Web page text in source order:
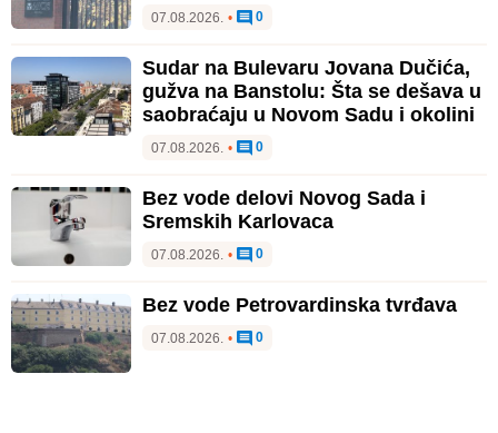
07.08.2026. • 0
Sudar na Bulevaru Jovana Dučića,
gužva na Banstolu: Šta se dešava u
saobraćaju u Novom Sadu i okolini
07.08.2026. • 0
Bez vode delovi Novog Sada i
Sremskih Karlovaca
07.08.2026. • 0
Bez vode Petrovardinska tvrđava
07.08.2026. • 0